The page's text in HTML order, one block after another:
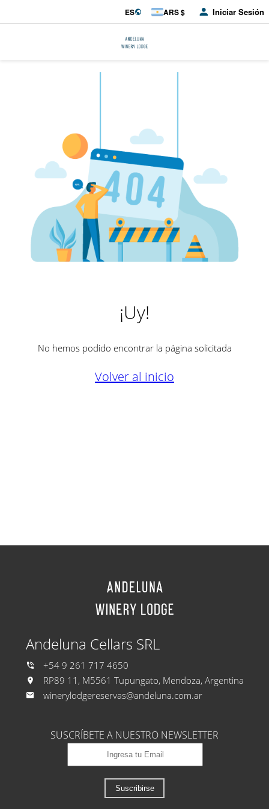
ES ARS $ Iniciar Sesión
¡Uy!
No hemos podido encontrar la página solicitada
Volver al inicio
Andeluna Cellars SRL
+54 9 261 717 4650
RP89 11, M5561 Tupungato, Mendoza, Argentina
winerylodgereservas@andeluna.com.ar
SUSCRÍBETE A NUESTRO NEWSLETTER
Suscribirse